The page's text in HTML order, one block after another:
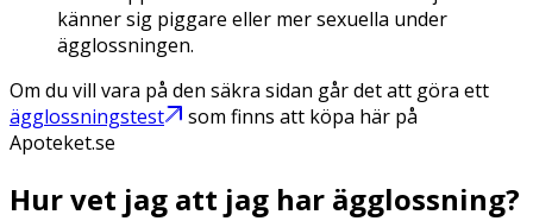
känner sig piggare eller mer sexuella under
ägglossningen.
Om du vill vara på den säkra sidan går det att göra ett
ägglossningstest
som finns att köpa här på
Apoteket.se
Hur vet jag att jag har ägglossning?